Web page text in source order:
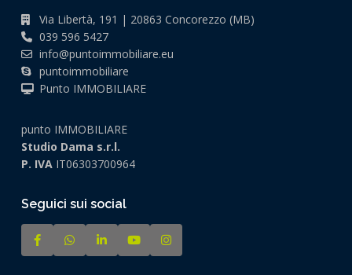
Via Libertà, 191 | 20863 Concorezzo (MB)
039 596 5427
info@puntoimmobiliare.eu
puntoimmobiliare
Punto IMMOBILIARE
punto IMMOBILIARE
Studio Dama s.r.l.
P. IVA IT06303700964
Seguici sui social